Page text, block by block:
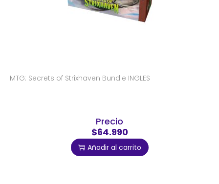
MTG: Secrets of Strixhaven Bundle INGLES
Precio
$64.990
Añadir al carrito